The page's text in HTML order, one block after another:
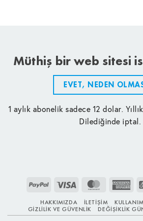
Müthiş bir web sitesi
EVET, NEDEN
1 aylık abonelik sadece 12 dolar.
Dilediğinde iptal.
PayPal Visa MasterCard
HAKKIMIZDA İLETIŞIM
GIZLILIK VE GÜVENLIK
DEĞIŞIKLIK